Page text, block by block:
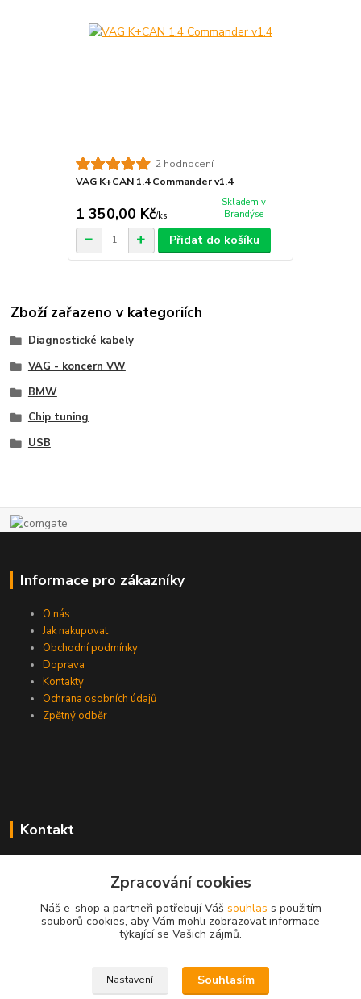
2 hodnocení
VAG K+CAN 1.4 Commander v1.4
1 350,00 Kč/ks
Skladem v
Brandýse
Přidat do košíku
Zboží zařazeno v kategoriích
Diagnostické kabely
VAG - koncern VW
BMW
Chip tuning
USB
Informace pro zákazníky
O nás
Jak nakupovat
Obchodní podmínky
Doprava
Kontakty
Ochrana osobních údajů
Zpětný odběr
Kontakt
Zpracování cookies
Náš e-shop a partneři potřebují Váš souhlas s použitím
souborů cookies, aby Vám mohli zobrazovat informace
týkající se Vašich zájmů.
Nastavení Souhlasím